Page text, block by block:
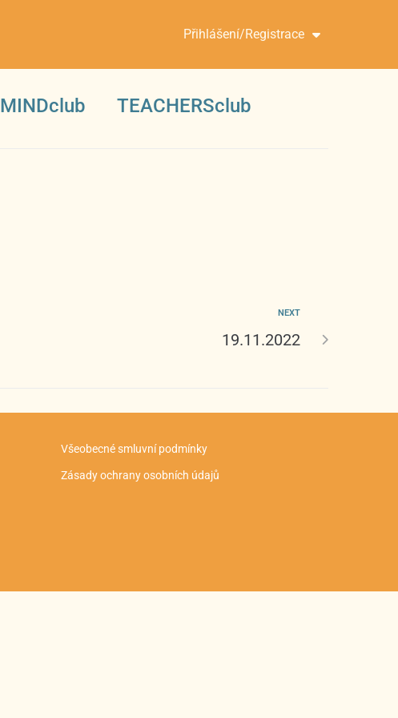
Přihlášení/Registrace
MINDclub TEACHERSclub
NEXT
19.11.2022
Všeobecné smluvní podmínky
Zásady ochrany osobních údajů